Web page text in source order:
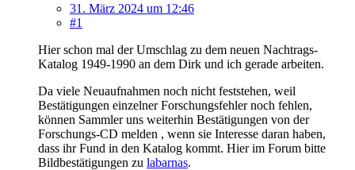
31. März 2024 um 12:46
#1
Hier schon mal der Umschlag zu dem neuen Nachtrags-
Katalog 1949-1990 an dem Dirk und ich gerade arbeiten.
Da viele Neuaufnahmen noch nicht feststehen, weil
Bestätigungen einzelner Forschungsfehler noch fehlen,
können Sammler uns weiterhin Bestätigungen von der
Forschungs-CD melden , wenn sie Interesse daran haben,
dass ihr Fund in den Katalog kommt. Hier im Forum bitte
Bildbestätigungen zu labarnas.